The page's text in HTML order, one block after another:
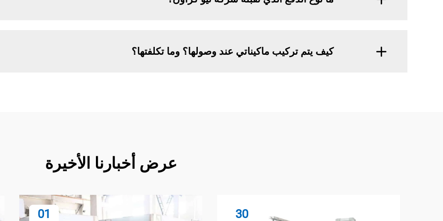
كيف يتم تركيب ماكيناتي عند وصولها؟ وما تكلفتها؟
عرض أخبارنا الأخيرة
30
01